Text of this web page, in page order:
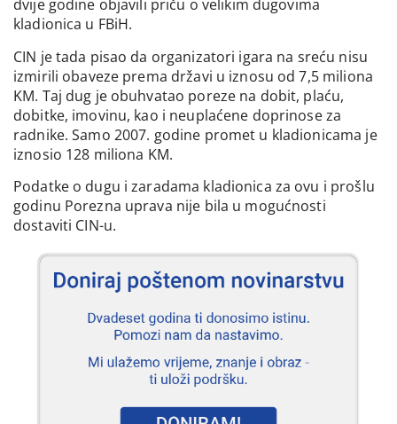
dvije godine objavili priču o velikim dugovima
kladionica u FBiH.
CIN je tada pisao da organizatori igara na sreću nisu
izmirili obaveze prema državi u iznosu od 7,5 miliona
KM. Taj dug je obuhvatao poreze na dobit, plaću,
dobitke, imovinu, kao i neuplaćene doprinose za
radnike. Samo 2007. godine promet u kladionicama je
iznosio 128 miliona KM.
Podatke o dugu i zaradama kladionica za ovu i prošlu
godinu Porezna uprava nije bila u mogućnosti
dostaviti CIN-u.